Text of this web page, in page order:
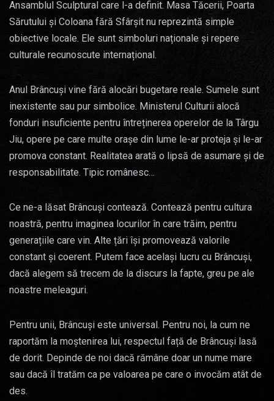
Ansamblul Sculptural care l-a definit. Masa Tăcerii, Poarta
Sărutului și Coloana fără Sfârșit nu reprezintă simple
obiective locale. Ele sunt simboluri naționale și repere
culturale recunoscute internațional.
Anul Brâncuși vine fără alocări bugetare reale. Sumele sunt
inexistente sau pur simbolice. Ministerul Culturii alocă
fonduri insuficiente pentru întreținerea operelor de la Târgu
Jiu, opere pe care multe orașe din lume le-ar proteja și le-ar
promova constant. Realitatea arată o lipsă de asumare și de
responsabilitate. Tipic românesc…
Ce ne-a lăsat Brâncuși contează. Contează pentru cultura
noastră, pentru imaginea locurilor în care trăim, pentru
generațiile care vin. Alte țări își promovează valorile
constant și coerent. Putem face același lucru cu Brâncuși,
dacă alegem să trecem de la discurs la fapte, greu pe ale
noastre meleaguri.
Pentru unii, Brâncuși este universal. Pentru noi, la cum ne
raportăm la moștenirea lui, respectul față de Brâncuși lasă
de dorit. Depinde de noi dacă rămâne doar un nume mare
sau dacă îl tratăm ca pe valoarea pe care o invocăm atât de
des.